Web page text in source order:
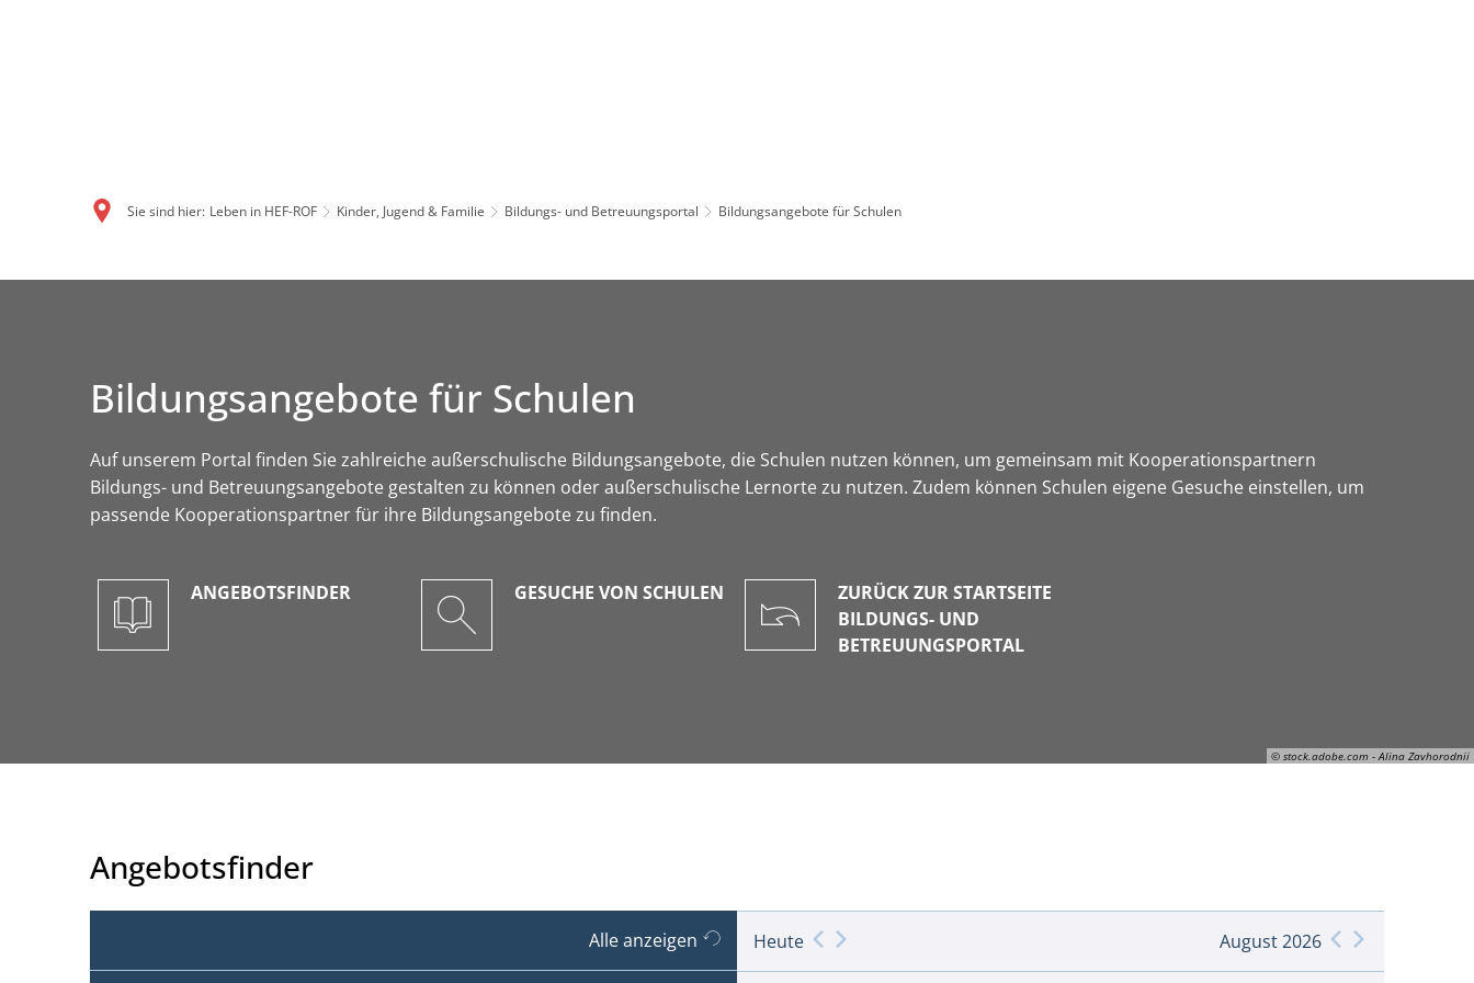
Sie sind hier: Leben in HEF-ROF Kinder, Jugend & Familie Bildungs- und Betreuungsportal Bildungsangebote für Schulen
© stock.adobe.com - Alina Zavhorodnii
Bildungsangebote für Schulen
Auf unserem Portal finden Sie zahlreiche außerschulische Bildungsangebote, die Schulen nutzen können, um gemeinsam mit Kooperationspartnern
Bildungs- und Betreuungsangebote gestalten zu können oder außerschulische Lernorte zu nutzen. Zudem können Schulen eigene Gesuche einstellen, um
passende Kooperationspartner für ihre Bildungsangebote zu finden.
ANGEBOTSFINDER GESUCHE VON SCHULEN
ZURÜCK ZUR STARTSEITE
BILDUNGS- UND
BETREUUNGSPORTAL
Angebotsfinder
Alle anzeigen Heute August 2026